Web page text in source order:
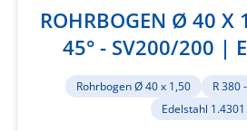
ROHRBOGEN Ø 40 X
45° - SV200/200 |
1.4301
Rohrbogen Ø 40 x 1,50
R 380
Edelstahl 1.4301